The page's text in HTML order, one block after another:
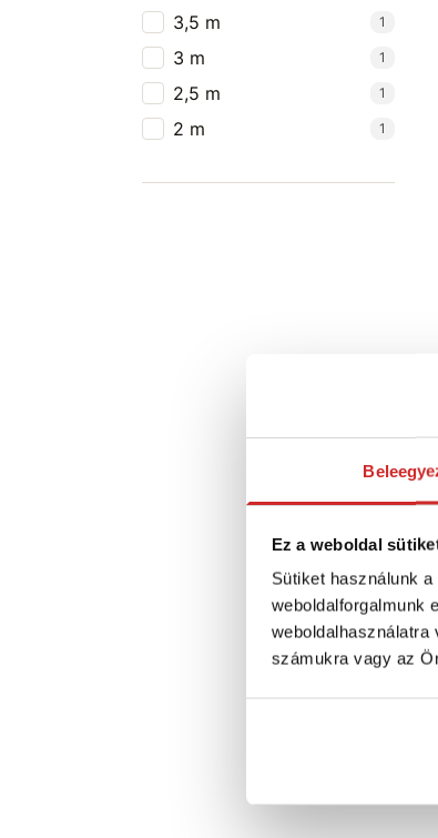
Ez a weboldal
Sütiket használunk
weboldalforgalmunk
weboldalhasználatra
számukra vagy az
3,5 m 1
3 m 1
2,5 m 1
2 m 1